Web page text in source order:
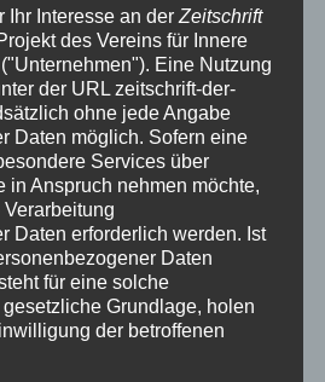
Dort sind sie zusammen
Vierbettzimmer. Sandra
ihrem Freund in eine eigene
hatte Sandra von der
nachdem diese ihr
von ihrem Hartz-IV-
bekommt, weil sie noch ein
aus Aurich. Dort
zur Pharmazeutisch-
Doch immer wieder
Ihr Interesse an der Zeitschrift
des Vereins für Innere
Eine Nutzung
der URL zeitschrift-der-
ohne jede Angabe
Daten möglich. Sofern eine
Services über
in Anspruch nehmen möchte,
Daten erforderlich werden. Ist
Daten
für eine solche
Grundlage, holen
der betroffenen